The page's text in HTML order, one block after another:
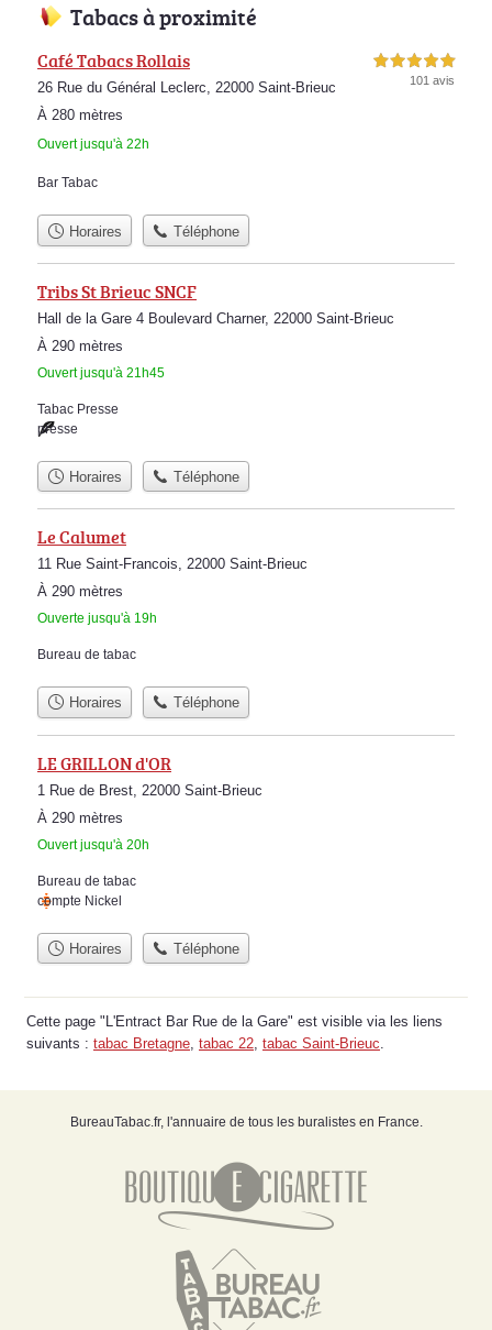
Tabacs à proximité
Café Tabacs Rollais
26 Rue du Général Leclerc, 22000 Saint-Brieuc
À 280 mètres
Ouvert jusqu'à 22h
5,0 étoiles sur 5
101 avis
Bar Tabac
Horaires Téléphone
Tribs St Brieuc SNCF
Hall de la Gare 4 Boulevard Charner, 22000 Saint-Brieuc
À 290 mètres
Ouvert jusqu'à 21h45
Tabac Presse
presse
Horaires Téléphone
Le Calumet
11 Rue Saint-Francois, 22000 Saint-Brieuc
À 290 mètres
Ouverte jusqu'à 19h
Bureau de tabac
Horaires Téléphone
LE GRILLON d'OR
1 Rue de Brest, 22000 Saint-Brieuc
À 290 mètres
Ouvert jusqu'à 20h
Bureau de tabac
compte Nickel
Horaires Téléphone
Cette page "L'Entract Bar Rue de la Gare" est visible via les liens
suivants : tabac Bretagne tabac 22 tabac Saint-Brieuc
BureauTabac.fr, l'annuaire de tous les buralistes en France.